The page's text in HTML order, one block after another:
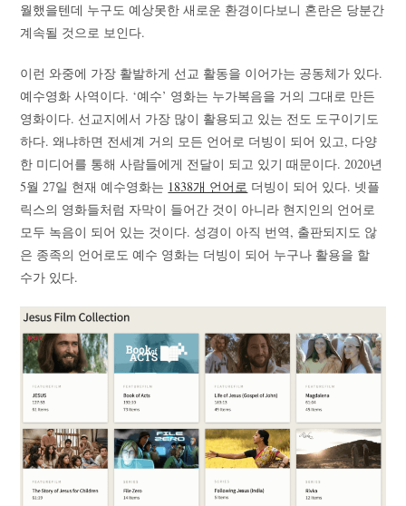
월했을텐데 누구도 예상못한 새로운 환경이다보니 혼란은 당분간
계속될 것으로 보인다.
이런 와중에 가장 활발하게 선교 활동을 이어가는 공동체가 있다.
예수영화 사역이다. ‘예수’ 영화는 누가복음을 거의 그대로 만든
영화이다. 선교지에서 가장 많이 활용되고 있는 전도 도구이기도
하다. 왜냐하면 전세계 거의 모든 언어로 더빙이 되어 있고, 다양
한 미디어를 통해 사람들에게 전달이 되고 있기 때문이다. 2020년
5월 27일 현재 예수영화는 1838개 언어로 더빙이 되어 있다. 넷플
릭스의 영화들처럼 자막이 들어간 것이 아니라 현지인의 언어로
모두 녹음이 되어 있는 것이다. 성경이 아직 번역, 출판되지도 않
은 종족의 언어로도 예수 영화는 더빙이 되어 누구나 활용을 할
수가 있다.